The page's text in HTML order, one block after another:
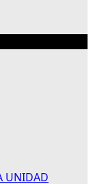
UNIDAD